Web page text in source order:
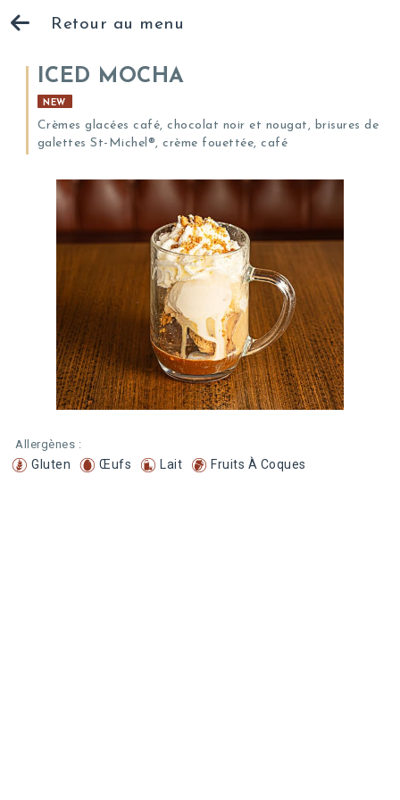
Retour au menu
ICED MOCHA
NEW
Crèmes glacées café, chocolat noir et nougat, brisures de
galettes St-Michel®, crème fouettée, café
Allergènes :
Gluten Œufs Lait Fruits À Coques